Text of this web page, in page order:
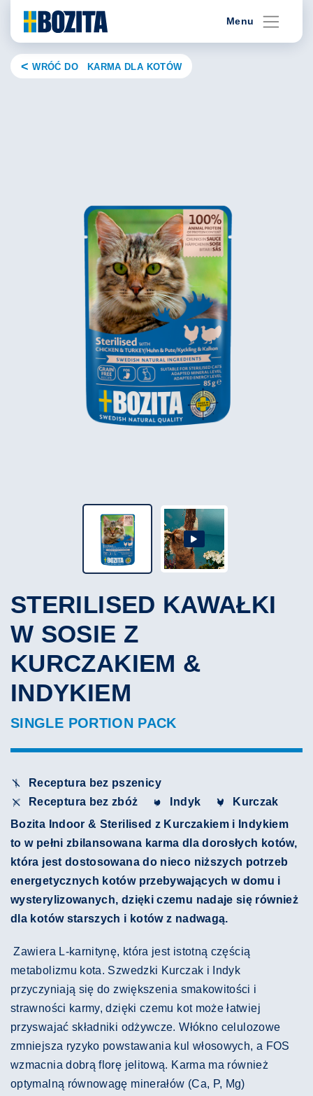
content
Menu
WRÓĆ DO KARMA DLA KOTÓW
STERILISED KAWAŁKI
W SOSIE Z
KURCZAKIEM &
INDYKIEM
SINGLE PORTION PACK
Receptura bez pszenicy
Receptura bez zbóż
Indyk
Kurczak
Bozita Indoor & Sterilised z Kurczakiem i Indykiem
to w pełni zbilansowana karma dla dorosłych kotów,
która jest dostosowana do nieco niższych potrzeb
energetycznych kotów przebywających w domu i
wysterylizowanych, dzięki czemu nadaje się również
dla kotów starszych i kotów z nadwagą.
Zawiera L-karnitynę, która jest istotną częścią
metabolizmu kota. Szwedzki Kurczak i
Indyk
przyczyniają się do zwiększenia smakowitości i
strawności karmy, dzięki czemu kot może łatwiej
przyswajać składniki odżywcze. Włókno celulozowe
zmniejsza ryzyko powstawania kul włosowych, a FOS
wzmacniadobrą florę jelitową. Karma ma również
optymalną równowagę minerałów (Ca, P, Mg)